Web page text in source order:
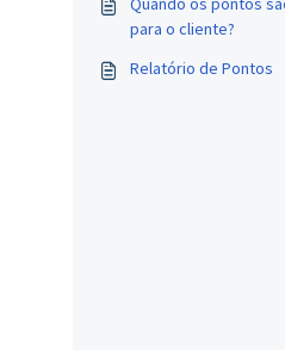
para o cliente?
Relatório de Pontos